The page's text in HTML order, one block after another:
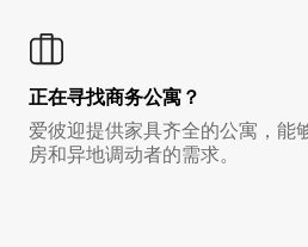
正在寻找商务公寓？
爱彼迎提供家具齐全的公寓，能
房和异地调动者的需求。